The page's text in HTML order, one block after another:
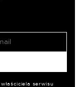
serwisu